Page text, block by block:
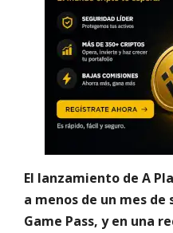
El lanzamiento de A
a menos de un mes
Game Pass, y en una